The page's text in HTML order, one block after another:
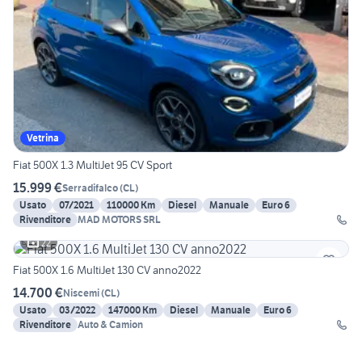
Vetrina
Fiat 500X 1.3 MultiJet 95 CV Sport
15.999 €Serradifalco(CL)
Usato
07/2021 110000 Km Diesel Manuale
Euro 6
Rivenditore MAD MOTORS SRL
22
Fiat 500X 1.6 MultiJet 130 CV anno2022
14.700 €Niscemi(CL)
Usato
03/2022 147000 Km Diesel Manuale
Euro 6
Rivenditore Auto & Camion